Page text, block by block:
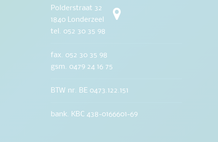
Polderstraat 32
1840 Londerzeel
tel. 052 30 35 98
fax. 052 30 35 98
gsm. 0479 24 16 75
BTW nr. BE 0473.122.151
bank. KBC 438-0166601-69